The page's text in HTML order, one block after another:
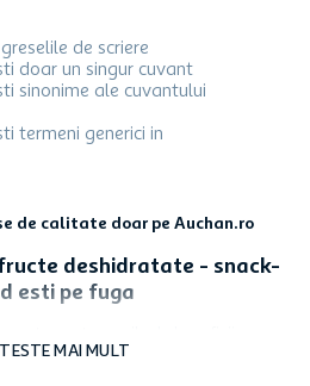
de scriere
doar un singur cuvant
sinonime ale cuvantului
termeni generici in
de calitate doar pe Auchan.ro
deshidratate - snack-
esti pe fuga
Daca insa esti pe fuga si nu ai
MAI MULT